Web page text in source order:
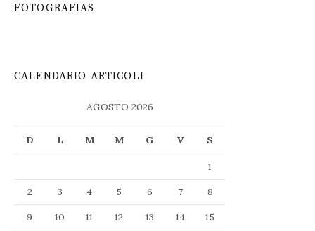
FOTOGRAFIAS
CALENDARIO ARTICOLI
AGOSTO 2026
D L M M G V S
1
2
3 4 5 6 7
8
9
10 11 12 13 14
15